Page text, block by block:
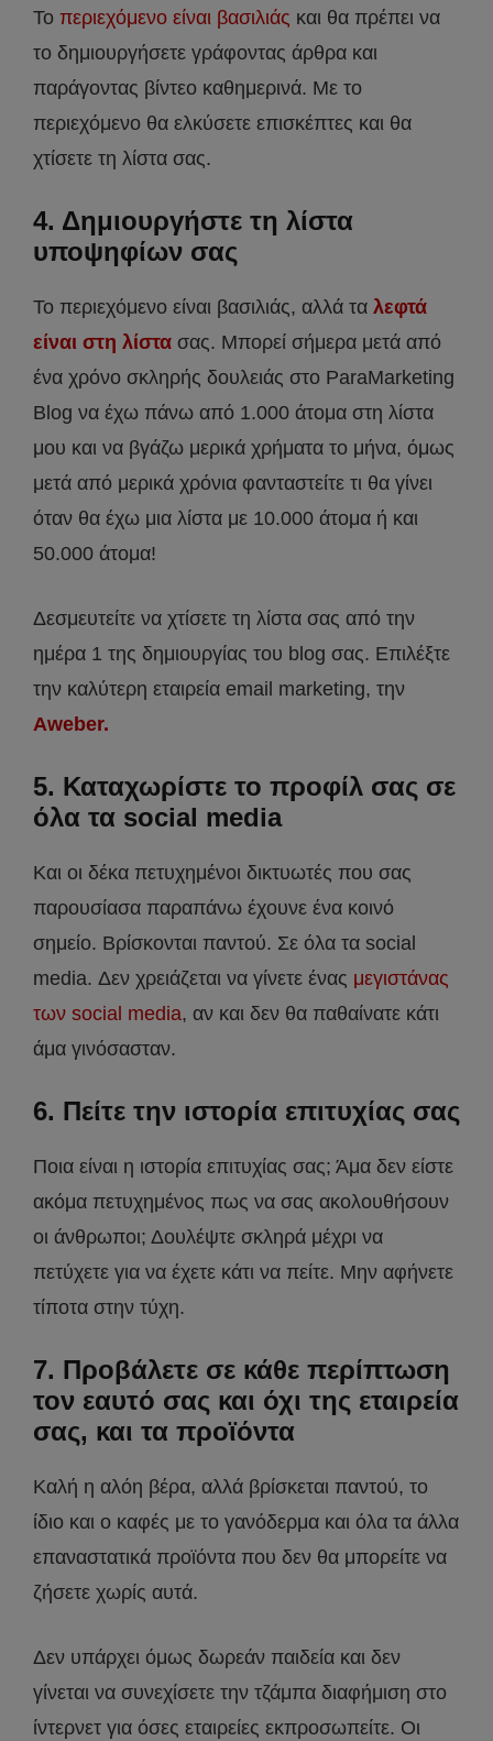
Το περιεχόμενο είναι βασιλιάς και θα πρέπει να
το δημιουργήσετε γράφοντας άρθρα και
παράγοντας βίντεο καθημερινά. Με το
περιεχόμενο θα ελκύσετε επισκέπτες και θα
χτίσετε τη λίστα σας.
4. Δημιουργήστε τη λίστα
υποψηφίων σας
Το περιεχόμενο είναι βασιλιάς, αλλά τα λεφτά
είναι στη λίστα σας. Μπορεί σήμερα μετά από
ένα χρόνο σκληρής δουλειάς στο ParaMarketing
Blog να έχω πάνω από 1.000 άτομα στη λίστα
μου και να βγάζω μερικά χρήματα το μήνα, όμως
μετά από μερικά χρόνια φανταστείτε τι θα γίνει
όταν θα έχω μια λίστα με 10.000 άτομα ή και
50.000 άτομα!
Δεσμευτείτε να χτίσετε τη λίστα σας από την
ημέρα 1 της δημιουργίας του blog σας. Επιλέξτε
την καλύτερη εταιρεία email marketing, την
Aweber.
5. Καταχωρίστε το προφίλ σας σε
όλα τα social media
Και οι δέκα πετυχημένοι δικτυωτές που σας
παρουσίασα παραπάνω έχουνε ένα κοινό
σημείο. Βρίσκονται παντού. Σε όλα τα social
media. Δεν χρειάζεται να γίνετε ένας μεγιστάνας
των social media, αν και δεν θα παθαίνατε κάτι
άμα γινόσασταν.
6. Πείτε την ιστορία επιτυχίας σας
Ποια είναι η ιστορία επιτυχίας σας; Άμα δεν είστε
ακόμα πετυχημένος πως να σας ακολουθήσουν
οι άνθρωποι; Δουλέψτε σκληρά μέχρι να
πετύχετε για να έχετε κάτι να πείτε. Μην αφήνετε
τίποτα στην τύχη.
7. Προβάλετε σε κάθε περίπτωση
τον εαυτό σας και όχι της εταιρεία
σας, και τα προϊόντα
Καλή η αλόη βέρα, αλλά βρίσκεται παντού, το
ίδιο και ο καφές με το γανόδερμα και όλα τα άλλα
επαναστατικά προϊόντα που δεν θα μπορείτε να
ζήσετε χωρίς αυτά.
Δεν υπάρχει όμως δωρεάν παιδεία και δεν
γίνεται να συνεχίσετε την τζάμπα διαφήμιση στο
ίντερνετ για όσες εταιρείες εκπροσωπείτε. Οι